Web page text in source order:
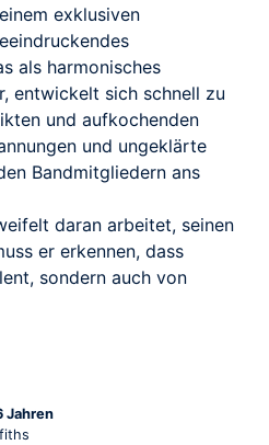
exklusiven
als harmonisches
entwickelt sich schnell zu
und aufkochenden
und ungeklärte
Bandmitgliedern ans
daran arbeitet, seinen
er erkennen, dass
sondern auch von
Jahren